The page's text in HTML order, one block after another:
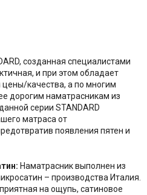
созданная специалистами
и при этом обладает
качества, а по многим
дорогим наматрасникам из
серии STANDARD
матраса от
появления пятен и
Наматрасник выполнен из
– производства Италия.
на ощупь, сатиновое